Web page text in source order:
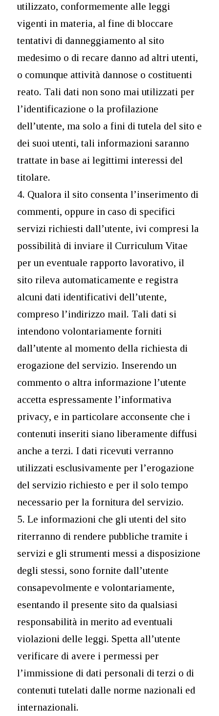
utilizzato, conformemente alle leggi
vigenti in materia, al fine di bloccare
tentativi di danneggiamento al sito
medesimo o di recare danno ad altri utenti,
o comunque attività dannose o costituenti
reato. Tali dati non sono mai utilizzati per
l’identificazione o la profilazione
dell’utente, ma solo a fini di tutela del sito e
dei suoi utenti, tali informazioni saranno
trattate in base ai legittimi interessi del
titolare.
4. Qualora il sito consenta l’inserimento di
commenti, oppure in caso di specifici
servizi richiesti dall’utente, ivi compresi la
possibilità di inviare il Curriculum Vitae
per un eventuale rapporto lavorativo, il
sito rileva automaticamente e registra
alcuni dati identificativi dell’utente,
compreso l’indirizzo mail. Tali dati si
intendono volontariamente forniti
dall’utente al momento della richiesta di
erogazione del servizio. Inserendo un
commento o altra informazione l’utente
accetta espressamente l’informativa
privacy, e in particolare acconsente che i
contenuti inseriti siano liberamente diffusi
anche a terzi. I dati ricevuti verranno
utilizzati esclusivamente per l’erogazione
del servizio richiesto e per il solo tempo
necessario per la fornitura del servizio.
5. Le informazioni che gli utenti del sito
riterranno di rendere pubbliche tramite i
servizi e gli strumenti messi a disposizione
degli stessi, sono fornite dall’utente
consapevolmente e volontariamente,
esentando il presente sito da qualsiasi
responsabilità in merito ad eventuali
violazioni delle leggi. Spetta all’utente
verificare di avere i permessi per
l’immissione di dati personali di terzi o di
contenuti tutelati dalle norme nazionali ed
internazionali.